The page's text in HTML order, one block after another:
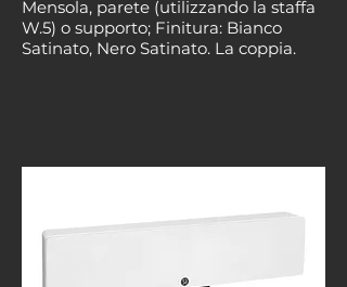
Mensola, parete (utilizzando la staffa
W.5) o supporto; Finitura: Bianco
Satinato, Nero Satinato. La coppia.